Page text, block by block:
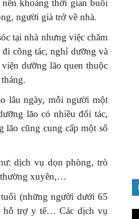
khoảng thời gian buổi
người già trở về nhà.
tại nhà nhưng việc chăm
công tác, nghỉ dưỡng và
dưỡng lão quen thuộc
lâu ngày, mỗi người một
lão có nhiều đối tác,
cũng cung cấp một số
dịch vụ dọn phòng, trò
thường xuyên,…
(những người dưới 65
hỗ trợ y tế… Các dịch vụ